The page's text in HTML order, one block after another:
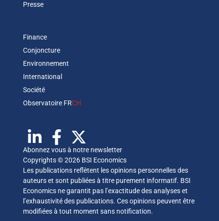
Presse
Finance
Conjoncture
Environnement
International
Société
Observatoire FRCH
Abonnez vous à notre newsletter
Copyrights © 2026 BSI Economics
Les publications reflètent les opinions personnelles des
auteurs et sont publiées à titre purement informatif. BSI
Economics ne garantit pas l’exactitude des analyses et
l’exhaustivité des publications. Ces opinions peuvent être
modifiées à tout moment sans notification.